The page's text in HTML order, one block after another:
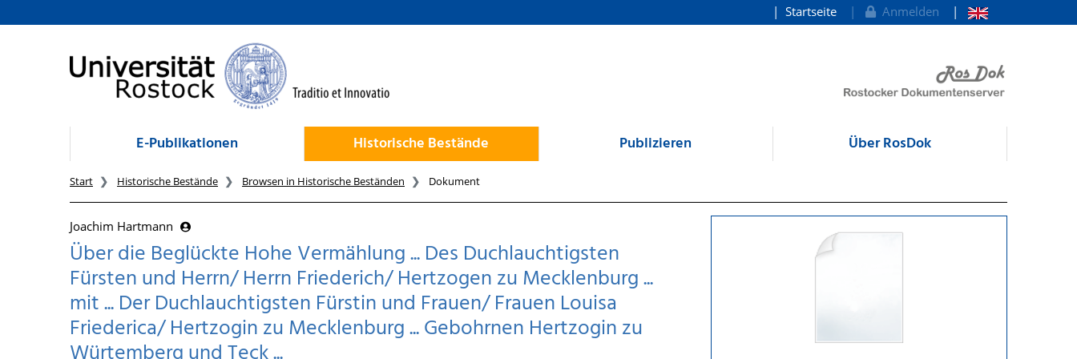
zum Inhalt
Startseite Anmelden
E-Publikationen Historische Bestände Publizieren Über RosDok
Start Historische Bestände Browsen in Historische Beständen Dokument
Joachim Hartmann
Über die Beglückte Hohe Vermählung ... Des Duchlauchtigsten
Fürsten und Herrn/ Herrn Friederich/ Hertzogen zu Mecklenburg ...
mit ... Der Duchlauchtigsten Fürstin und Frauen/ Frauen Louisa
Friederica/ Hertzogin zu Mecklenburg ... Gebohrnen Hertzogin zu